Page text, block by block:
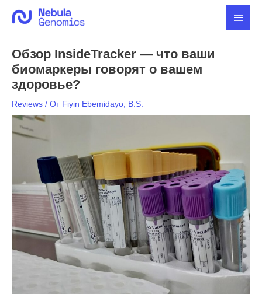
содержимому
Обзор InsideTracker — что ваши
биомаркеры говорят о вашем
здоровье?
Reviews / От Fiyin Ebemidayo, B.S.